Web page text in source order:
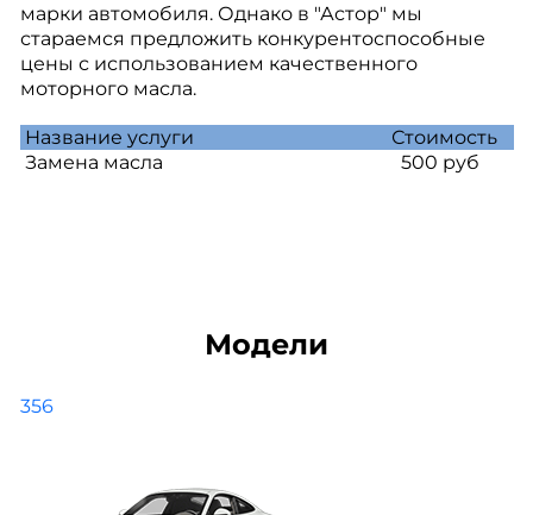
марки автомобиля. Однако в "Астор" мы
стараемся предложить конкурентоспособные
цены с использованием качественного
моторного масла.
Название услуги
Стоимость
Замена масла
500 руб
Модели
356